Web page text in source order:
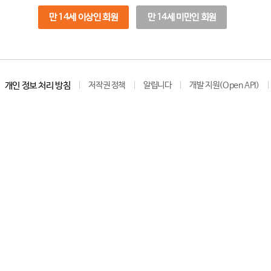
만 14세 이상인 회원 만 14세 미만인 회원
개인 정보 처리 방침 저작권 정책 알립니다 개발 지원(Open API)